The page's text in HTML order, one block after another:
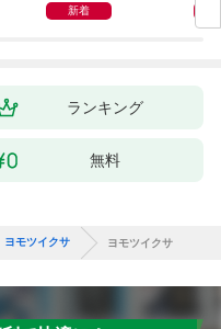
新着
ランキング
無料
ヨモツイクサ ヨモツイクサ